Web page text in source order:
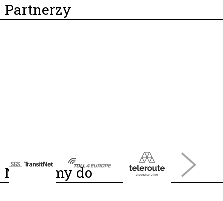
Partnerzy
Należymy do